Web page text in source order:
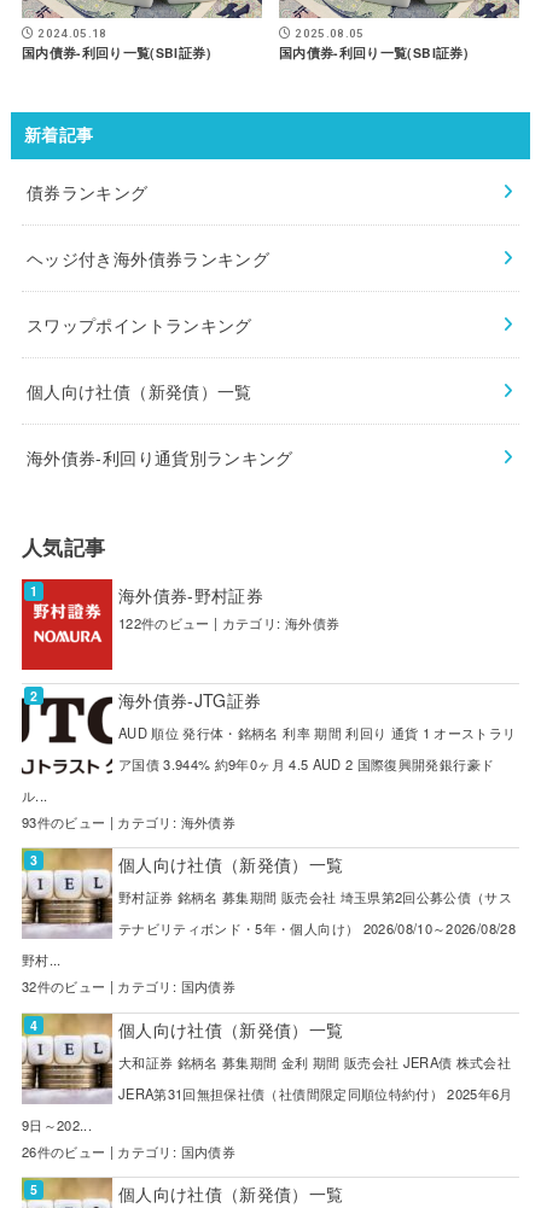
2024.05.18
国内債券-利回り一覧(SBI証券)
2025.08.05
国内債券-利回り一覧(SBI証券)
新着記事
債券ランキング
ヘッジ付き海外債券ランキング
スワップポイントランキング
個人向け社債（新発債）一覧
海外債券-利回り通貨別ランキング
人気記事
海外債券-野村証券
122件のビュー | カテゴリ: 海外債券
海外債券-JTG証券
AUD 順位 発行体・銘柄名 利率 期間 利回り 通貨 1 オーストラリ
ア国債 3.944% 約9年0ヶ月 4.5 AUD 2 国際復興開発銀行豪ド
ル...
93件のビュー | カテゴリ: 海外債券
個人向け社債（新発債）一覧
野村証券 銘柄名 募集期間 販売会社 埼玉県第2回公募公債（サス
テナビリティボンド・5年・個人向け） 2026/08/10～2026/08/28
野村...
32件のビュー | カテゴリ: 国内債券
個人向け社債（新発債）一覧
大和証券 銘柄名 募集期間 金利 期間 販売会社 JERA債 株式会社
JERA第31回無担保社債（社債間限定同順位特約付） 2025年6月
9日～202...
26件のビュー | カテゴリ: 国内債券
個人向け社債（新発債）一覧